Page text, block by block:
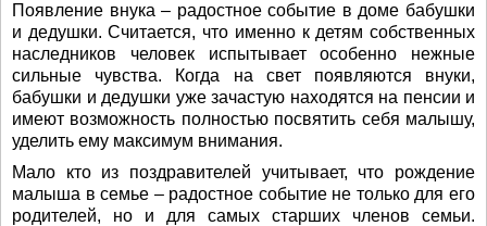
Появление внука – радостное событие в доме бабушки
и дедушки. Считается, что именно к детям собственных
наследников человек испытывает особенно нежные
сильные чувства. Когда на свет появляются внуки,
бабушки и дедушки уже зачастую находятся на пенсии и
имеют возможность полностью посвятить себя малышу,
уделить ему максимум внимания.
Мало кто из поздравителей учитывает, что рождение
малыша в семье – радостное событие не только для его
родителей, но и для самых старших членов семьи.